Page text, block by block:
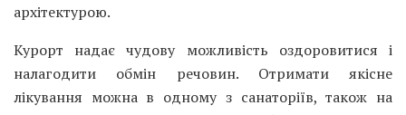
архітектурою.
Курорт надає чудову можливість оздоровитися і
налагодити обмін речовин. Отримати якісне
лікування можна в одному з санаторіїв, також на